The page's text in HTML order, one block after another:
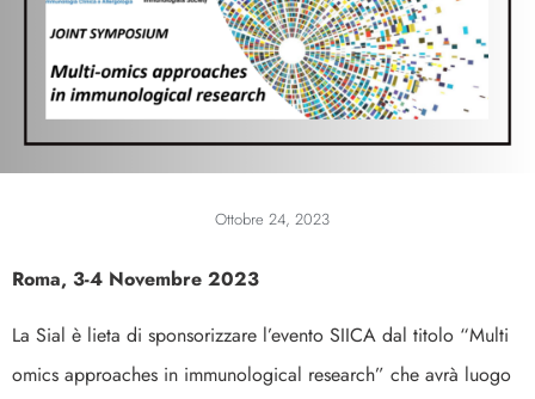
Ottobre 24, 2023
Roma, 3-4 Novembre 2023
La Sial è lieta di sponsorizzare l’evento SIICA dal titolo “Multi
omics approaches in immunological research” che avrà luogo